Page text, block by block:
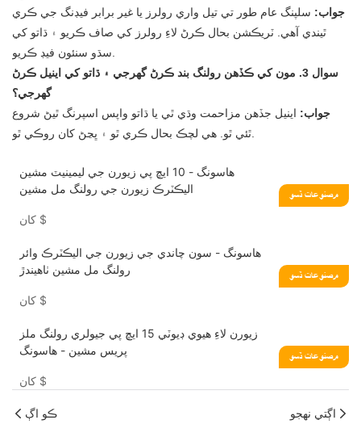
جواب: سلپنگ عام طور تي تيل واري رولرز يا غير برابر فيڊنگ جي ڪري
ٿيندي آهي. ٽريڪشن بحال ڪرڻ لاءِ رولرز کي صاف ڪريو ۽ ڌاتو کي
سڌو سنئون فيڊ ڪريو.
سوال 3. مون کي ڪڏهن رولنگ بند ڪرڻ گهرجي ۽ ڌاتو کي اينيل ڪرڻ
گهرجي؟
جواب: اينيل جڏهن مزاحمت وڌي ٿي يا ڌاتو واپس اسپرنگ ٿيڻ شروع
ٿئي ٿو. هي لچڪ بحال ڪري ٿو ۽ ڀڃڻ کان روڪي ٿو.
هاسونگ - 10 ايڇ پي زيورن جي ليمينيٽ مشين
اليڪٽرڪ زيورن جي رولنگ مل مشين
کان $
مصنوعات ڏسو
هاسونگ - سون چاندي جي زيورن جي اليڪٽرڪ وائر
رولنگ مل مشين ٺاهيندڙ
کان $
مصنوعات ڏسو
زيورن لاءِ هيوي ڊيوٽي 15 ايڇ پي جيولري رولنگ ملز
پريس مشين - هاسونگ
کان $
مصنوعات ڏسو
ڪو اڳ اڳتي نهجو